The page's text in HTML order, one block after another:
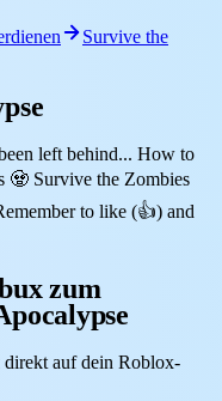
Survive the
left behind... How to
Survive the Zombies
to like (👍) and
zum
auf dein Roblox-